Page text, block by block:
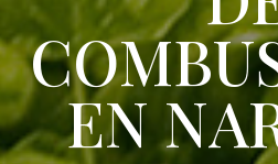
EN